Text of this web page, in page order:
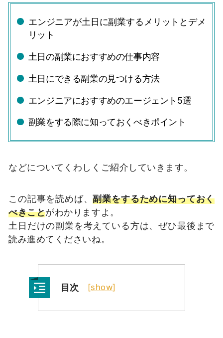
エンジニアが土日に副業するメリットとデメ
リット
土日の副業におすすめの仕事内容
土日にできる副業の見つける方法
エンジニアにおすすめのエージェント5選
副業をする際に知っておくべきポイント
などについてくわしくご紹介していきます。
この記事を読めば、副業をするために知っておく
べきことがわかりますよ。
土日だけの副業を考えている方は、ぜひ最後まで
読み進めてくださいね。
目次 [show]